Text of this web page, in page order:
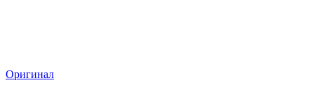
Оригинал